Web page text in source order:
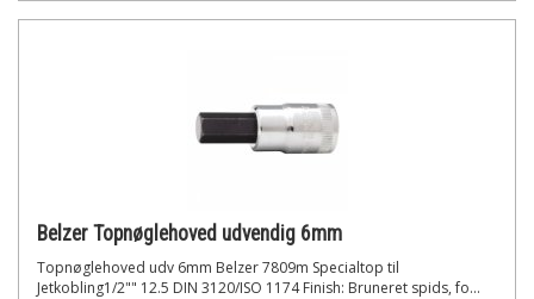
Belzer Topnøglehoved udvendig 6mm
Topnøglehoved udv 6mm Belzer 7809m Specialtop til
Jetkobling1/2"" 12.5 DIN 3120/ISO 1174 Finish: Bruneret spids, fo...